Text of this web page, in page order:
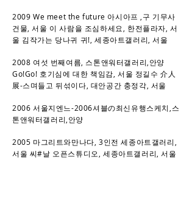
2009 We meet the future 아시아프 ,구 기무사
건물, 서울 이 사람을 조심하세요, 한전플라자, 서
울 김작가는 당나귀 귀!, 세종아트갤러리, 서울
2008 여섯 번째여름, 스톤앤워터갤러리,안양
Go!Go! 호기심에 대한 책임감, 서울 정길수 介人
展-스며들고 뒤섞이다, 대안공간 충정각, 서울
2006 서울지엔느-2006셔블の최신유행스케치,스
톤앤워터갤러리,안양
2005 마그리트와만나다, 3인전 세종아트갤러리,
서울 씨#날 오픈스튜디오, 세종아트갤러리, 서울